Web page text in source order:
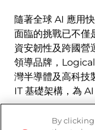
隨著全球 AI 應用
面臨的挑戰已不僅
資安韌性及跨國營
領導品牌，
灣半導體及高科技
IT 基礎架構，為
瞭解更多資訊
By clicking